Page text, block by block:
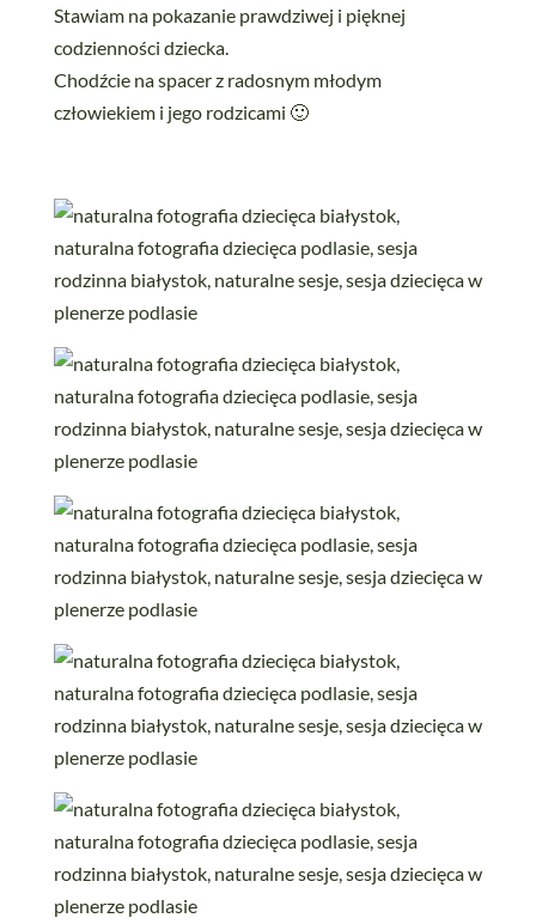
Stawiam na pokazanie prawdziwej i pięknej
codzienności dziecka.
Chodźcie na spacer z radosnym młodym
człowiekiem i jego rodzicami 🙂